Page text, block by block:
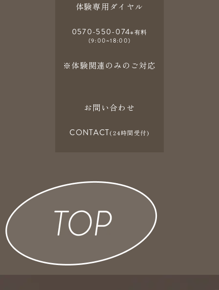
体験専用ダイヤル
0570-550-074※有料
(9:00~18:00)
※体験関連のみのご対応
お問い合わせ
CONTACT(24時間受付)